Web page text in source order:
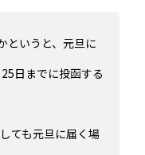
というと、元旦に
日までに投函する
ても元旦に届く場